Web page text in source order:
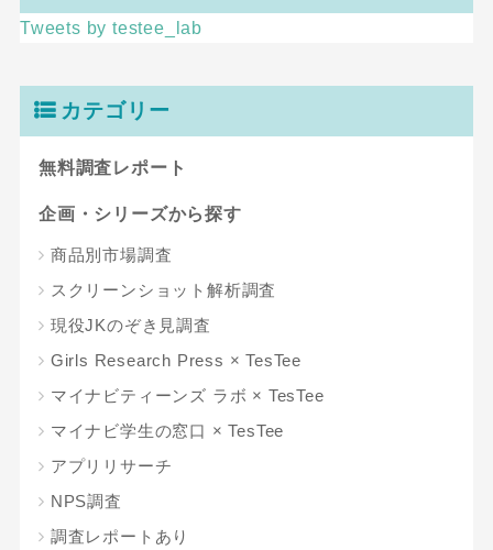
Tweets by testee_lab
カテゴリー
無料調査レポート
企画・シリーズから探す
商品別市場調査
スクリーンショット解析調査
現役JKのぞき見調査
Girls Research Press × TesTee
マイナビティーンズ ラボ × TesTee
マイナビ学生の窓口 × TesTee
アプリリサーチ
NPS調査
調査レポートあり